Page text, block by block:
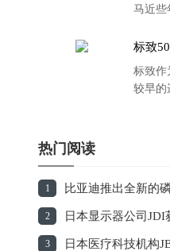
马近些
标致
标致作
较早的
热门阅读
1 比亚迪推出全新的
池”
2 日本显示器公司
买屏幕方式支付
3 日本医疗科技机构